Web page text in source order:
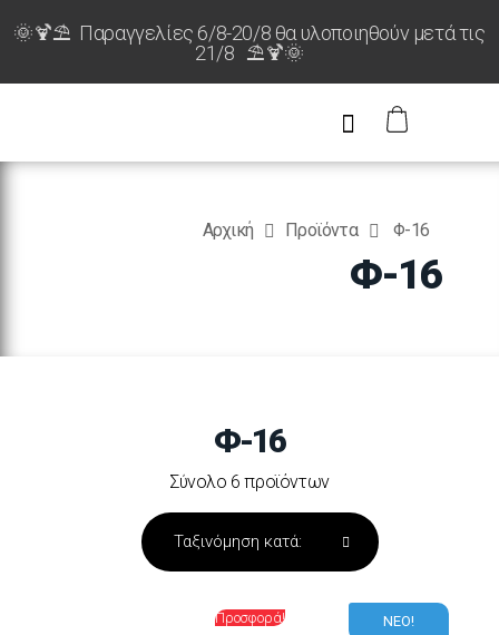
🌞🍹⛱️ Παραγγελίες 6/8-20/8 θα υλοποιηθούν μετά τις
21/8 ⛱️🍹🌞
Αρχική Προϊόντα Φ-16
Φ-16
Φ-16
Σύνολο 6 προϊόντων
Προσφορά! ΝΕΟ!